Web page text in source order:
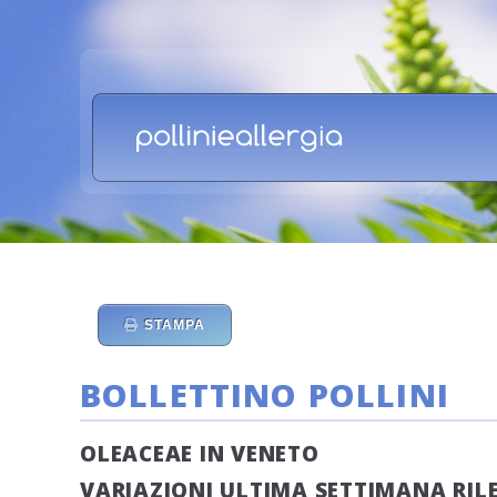
STAMPA
BOLLETTINO POLLINI
OLEACEAE IN VENETO
VARIAZIONI ULTIMA SETTIMANA